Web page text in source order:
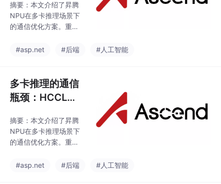
云侧（API调用）两种集
成方式，分别适用于隐
私敏感和复杂推理场
著降低开发门槛，未来
摘要：本文介绍了昇腾
NPU在多卡推理场景下
的通信优化方案。重点
（TP、PP、EP）的通
ce、AllGather和Reduc
eScatter等核心通信原
语。详细展示了HCCL
和注意事项，并通过代
码示例演示了张量并行
中的AllReduce操作和
+ReduceScatter通信
#asp.net #后端 #人工智能
多卡推理的通信
瓶颈：HCCL实
摘要：本文介绍了昇腾
NPU在多卡推理场景下
的通信优化方案。重点
（TP、PP、EP）的通
#asp.net #后端 #人工智能